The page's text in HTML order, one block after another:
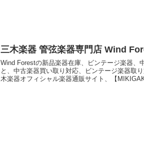
三木楽器 管弦楽器専門店 Wind
Wind Forestの新品楽器在庫、ビンテージ楽器
と、中古楽器買い取り対応、ビンテージ楽器取
木楽器オフィシャル楽器通販サイト、【